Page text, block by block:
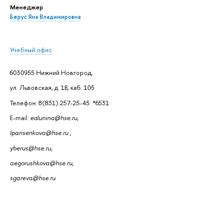
Менеджер
Берус Яна Владимировна
Учебный офис
6030955 Нижний Новгород,
ул. Львовская, д. 1В, каб. 105
Телефон: 8(831) 257-25-45 *6531
E-mail: ealunina@hse.ru,
lparisenkova@hse.ru,
yberus@hse.ru,
aegorushkova@hse.ru,
sgareva@hse.ru